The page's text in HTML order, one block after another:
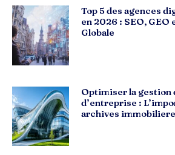
Top 5 des agences
en 2026 : SEO,
Globale
Optimiser la gestion
d’entreprise :
archives